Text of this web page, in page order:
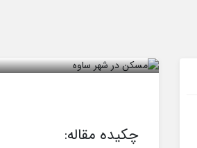
چکیده مقاله: